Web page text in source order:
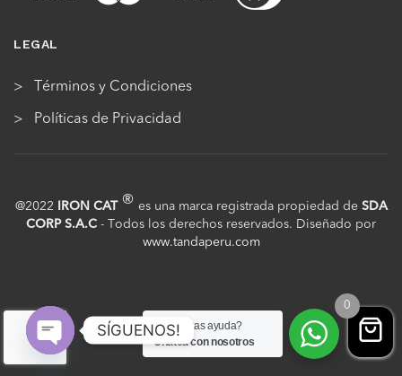
LEGAL
Términos y Condiciones
Políticas de Privacidad
@2022 IRON CAT ® es una marca registrada propiedad de SDA
CORP S.A.C - Todos los derechos reservados. Diseñado por
www.tandaperu.com
¿Necesitas ayuda?
Chatea con nosotros
0
SÍGUENOS!
Open